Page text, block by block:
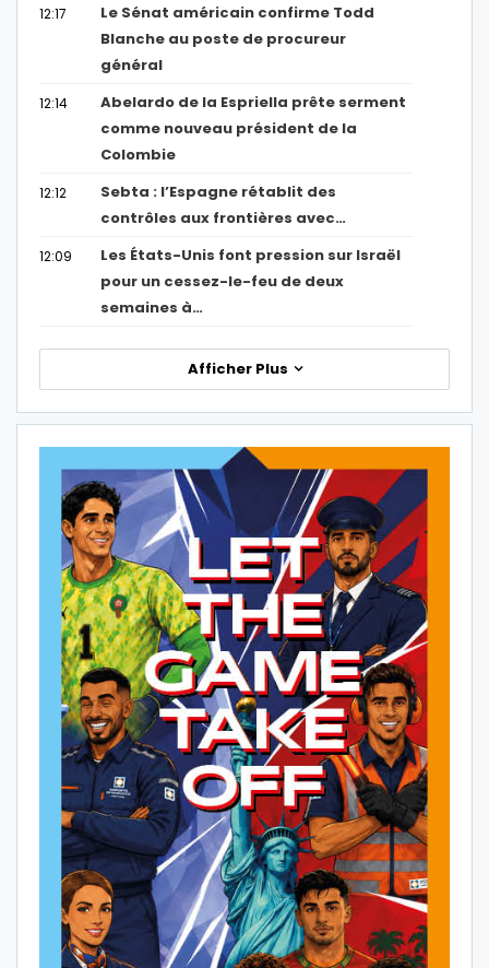
12:17
Le Sénat américain confirme Todd
Blanche au poste de procureur
général
12:14
Abelardo de la Espriella prête serment
comme nouveau président de la
Colombie
12:12
Sebta : l’Espagne rétablit des
contrôles aux frontières avec…
12:09
Les États-Unis font pression sur Israël
pour un cessez-le-feu de deux
semaines à…
Afficher Plus